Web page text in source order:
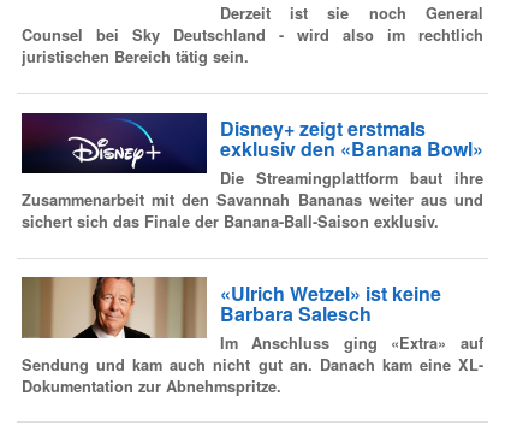
Derzeit ist sie noch General
Counsel bei Sky Deutschland - wird also im rechtlich
juristischen Bereich tätig sein.
Disney+ zeigt erstmals
exklusiv den «Banana Bowl»
Die Streamingplattform baut ihre
Zusammenarbeit mit den Savannah Bananas weiter aus und
sichert sich das Finale der Banana-Ball-Saison exklusiv.
«Ulrich Wetzel» ist keine
Barbara Salesch
Im Anschluss ging «Extra» auf
Sendung und kam auch nicht gut an. Danach kam eine XL-
Dokumentation zur Abnehmspritze.